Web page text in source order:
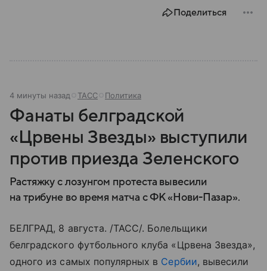
Поделиться
4 минуты назад ТАСС Политика
Фанаты белградской
«Црвены Звезды» выступили
против приезда Зеленского
Растяжку с лозунгом протеста вывесили
на трибуне во время матча с ФК «Нови-Пазар».
БЕЛГРАД, 8 августа. /ТАСС/. Болельщики
белградского футбольного клуба «Црвена Звезда»,
одного из самых популярных в Сербии, вывесили